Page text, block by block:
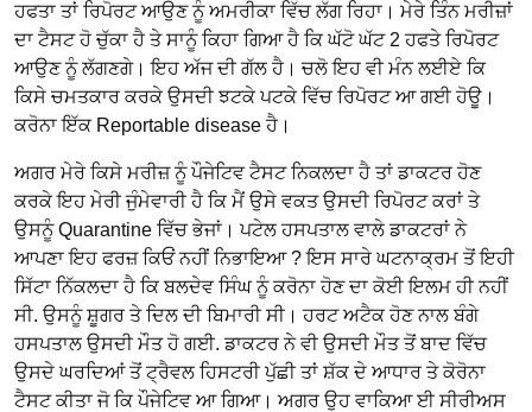
ਹਫਤਾ ਤਾਂ ਰਿਪੋਰਟ ਆਉਣ ਨੂੰ ਅਮਰੀਕਾ ਵਿੱਚ ਲੱਗ ਰਿਹਾ। ਮੇਰੇ ਤਿੰਨ ਮਰੀਜ਼ਾਂ
ਦਾ ਟੈਸਟ ਹੋ ਚੁੱਕਾ ਹੈ ਤੇ ਸਾਨੂੰ ਕਿਹਾ ਗਿਆ ਹੈ ਕਿ ਘੱਟੋ ਘੱਟ 2 ਹਫਤੇ ਰਿਪੋਰਟ
ਆਉਣ ਨੂੰ ਲੱਗਣਗੇ। ਇਹ ਅੱਜ ਦੀ ਗੱਲ ਹੈ। ਚਲੋ ਇਹ ਵੀ ਮੰਨ ਲਈਏ ਕਿ
ਕਿਸੇ ਚਮਤਕਾਰ ਕਰਕੇ ਉਸਦੀ ਝਟਕੇ ਪਟਕੇ ਵਿੱਚ ਰਿਪੋਰਟ ਆ ਗਈ ਹੋਊ।
ਕਰੋਨਾ ਇੱਕ Reportable disease ਹੈ।
ਅਗਰ ਮੇਰੇ ਕਿਸੇ ਮਰੀਜ਼ ਨੂੰ ਪੌਜੇਟਿਵ ਟੈਸਟ ਨਿਕਲਦਾ ਹੈ ਤਾਂ ਡਾਕਟਰ ਹੋਣ
ਕਰਕੇ ਇਹ ਮੇਰੀ ਜੁੰਮੇਵਾਰੀ ਹੈ ਕਿ ਮੈਂ ਉਸੇ ਵਕਤ ਉਸਦੀ ਰਿਪੋਰਟ ਕਰਾਂ ਤੇ
ਉਸਨੂੰ Quarantine ਵਿੱਚ ਭੇਜਾਂ। ਪਟੇਲ ਹਸਪਤਾਲ ਵਾਲੇ ਡਾਕਟਰਾਂ ਨੇ
ਆਪਣਾ ਇਹ ਫਰਜ਼ ਕਿਓਂ ਨਹੀਂ ਨਿਭਾਇਆ ? ਇਸ ਸਾਰੇ ਘਟਨਾਕ੍ਰਮ ਤੋਂ ਇਹੀ
ਸਿੱਟਾ ਨਿੱਕਲਦਾ ਹੈ ਕਿ ਬਲਦੇਵ ਸਿੰਘ ਨੂੰ ਕਰੋਨਾ ਹੋਣ ਦਾ ਕੋਈ ਇਲਮ ਹੀ ਨਹੀਂ
ਸੀ. ਉਸਨੂੰ ਸ਼ੂਗਰ ਤੇ ਦਿਲ ਦੀ ਬਿਮਾਰੀ ਸੀ। ਹਰਟ ਅਟੈਕ ਹੋਣ ਨਾਲ ਬੰਗੇ
ਹਸਪਤਾਲ ਉਸਦੀ ਮੌਤ ਹੋ ਗਈ. ਡਾਕਟਰ ਨੇ ਵੀ ਉਸਦੀ ਮੌਤ ਤੋਂ ਬਾਦ ਵਿੱਚ
ਉਸਦੇ ਘਰਦਿਆਂ ਤੋਂ ਟ੍ਰੈਵਲ ਹਿਸਟਰੀ ਪੁੱਛੀ ਤਾਂ ਸ਼ੱਕ ਦੇ ਆਧਾਰ ਤੇ ਕੋਰੋਨਾ
ਟੈਸਟ ਕੀਤਾ ਜੋ ਕਿ ਪੌਜੇਟਿਵ ਆ ਗਿਆ। ਅਗਰ ਉਹ ਵਾਕਿਆ ਈ ਸੀਰੀਅਸ